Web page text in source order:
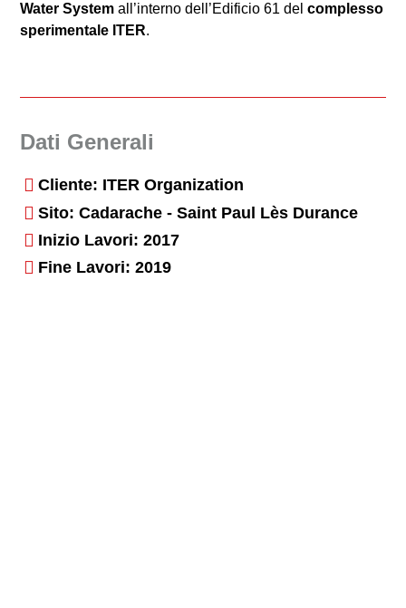
Water System all’interno dell’Edificio 61 delcomplesso
sperimentale ITER.
Dati Generali
Cliente: ITER Organization
Sito: Cadarache - Saint Paul Lès Durance
Inizio Lavori: 2017
Fine Lavori: 2019